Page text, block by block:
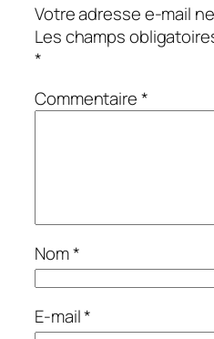
Votre adresse e-mail
Les champs
*
Commentaire*
Nom*
E-mail*